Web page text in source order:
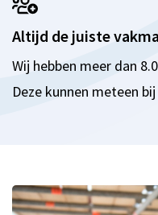
Altijd de juiste
Wij hebben meer dan
Deze kunnen meteen